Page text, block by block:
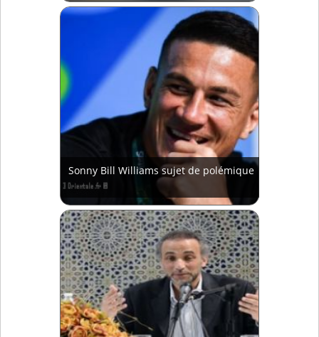
Sonny Bill Williams sujet de polémique